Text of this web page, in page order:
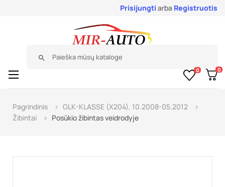
Prisijungti arba Registruotis
search
0 0
Toggle
navigation
☰
Pagrindinis
GLK-KLASSE (X204), 10.2008-05.2012
Žibintai
Posūkio žibintas veidrodyje